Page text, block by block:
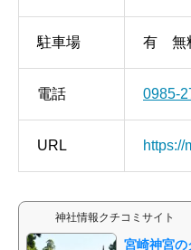
駐車場 有 無
電話 0985-
URL https://
神社情報クチコミサイト
宮崎神宮